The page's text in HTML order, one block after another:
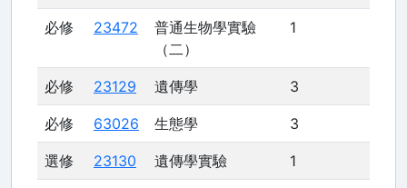
必修 23472
普通生物學實驗
（二）
1
必修 23129 遺傳學 3
必修 63026 生態學 3
選修 23130 遺傳學實驗 1